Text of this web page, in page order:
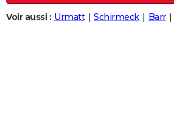
Destinations
City break
Voyage nature
Voyage de noces
Forum
Climat
+
PHOTO
Voir aussi : Urmatt Schirmeck Barr